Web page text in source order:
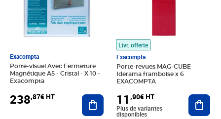
Exacompta
Porte-visuel Avec Fermeture
Magnétique A5 - Cristal - X 10 -
Exacompta
238,87€ HT Ajouter au panier
Livr. offerte
Exacompta
Porte-revues MAG-CUBE
Iderama framboise x 6
EXACOMPTA
11 ,90€ HT
Plus de variantes
disponibles